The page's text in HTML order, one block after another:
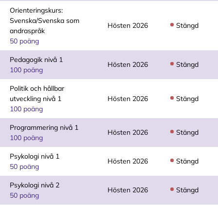
Orienteringskurs:
Svenska/Svenska som
andraspråk
50 poäng
Hösten 2026 Stängd
Pedagogik nivå 1
100 poäng
Hösten 2026 Stängd
Politik och hållbar
utveckling nivå 1
100 poäng
Hösten 2026 Stängd
Programmering nivå 1
100 poäng
Hösten 2026 Stängd
Psykologi nivå 1
50 poäng
Hösten 2026 Stängd
Psykologi nivå 2
50 poäng
Hösten 2026 Stängd